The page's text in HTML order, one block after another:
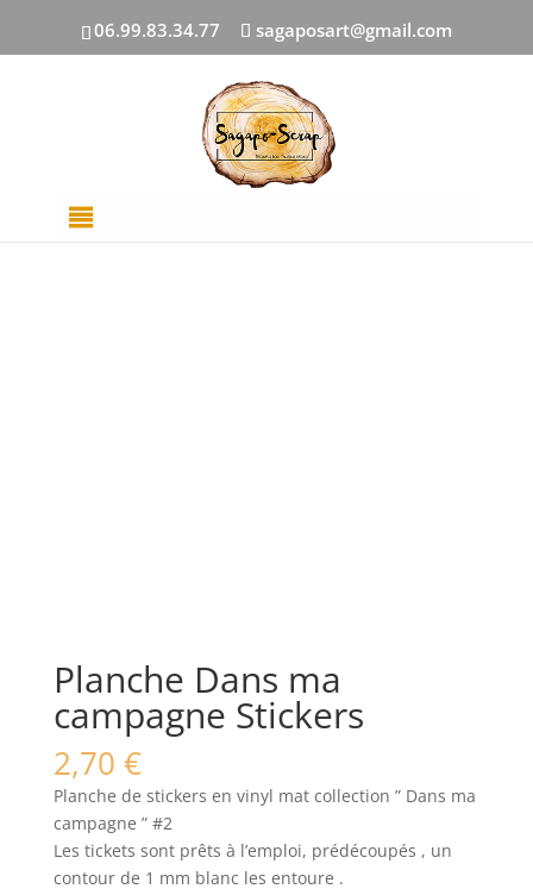
06.99.83.34.77 sagaposart@gmail.com
EMBELLISSEMENTS/ Planche Dans ma
campagne Stickers
Planche Dans ma
campagne Stickers
2,70 €
Planche de stickers en vinyl mat collection ” Dans ma
campagne ” #2
Les tickets sont prêts à l’emploi, prédécoupés , un
contour de 1 mm blanc les entoure .